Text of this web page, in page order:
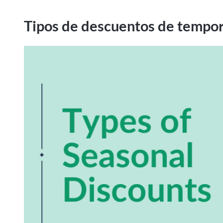
Tipos de descuentos de